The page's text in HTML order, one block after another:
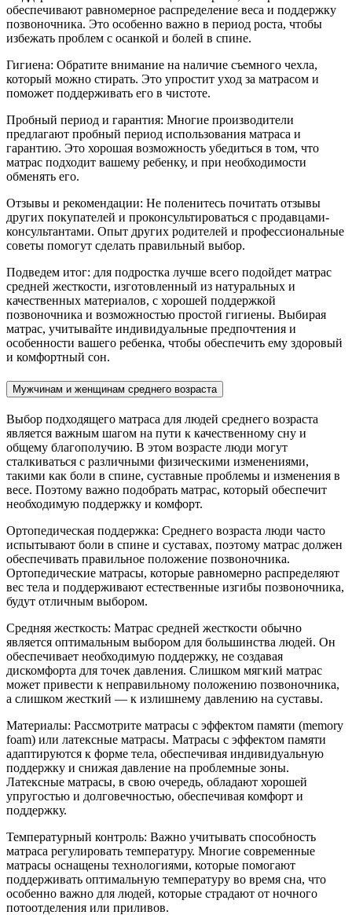
обеспечивают равномерное распределение веса и поддержку
позвоночника. Это особенно важно в период роста, чтобы
избежать проблем с осанкой и болей в спине.
Гигиена: Обратите внимание на наличие съемного чехла,
который можно стирать. Это упростит уход за матрасом и
поможет поддерживать его в чистоте.
Пробный период и гарантия: Многие производители
предлагают пробный период использования матраса и
гарантию. Это хорошая возможность убедиться в том, что
матрас подходит вашему ребенку, и при необходимости
обменять его.
Отзывы и рекомендации: Не поленитесь почитать отзывы
других покупателей и проконсультироваться с продавцами-
консультантами. Опыт других родителей и профессиональные
советы помогут сделать правильный выбор.
Подведем итог: для подростка лучше всего подойдет матрас
средней жесткости, изготовленный из натуральных и
качественных материалов, с хорошей поддержкой
позвоночника и возможностью простой гигиены. Выбирая
матрас, учитывайте индивидуальные предпочтения и
особенности вашего ребенка, чтобы обеспечить ему здоровый
и комфортный сон.
Мужчинам и женщинам среднего возраста
Выбор подходящего матраса для людей среднего возраста
является важным шагом на пути к качественному сну и
общему благополучию. В этом возрасте люди могут
сталкиваться с различными физическими изменениями,
такими как боли в спине, суставные проблемы и изменения в
весе. Поэтому важно подобрать матрас, который обеспечит
необходимую поддержку и комфорт.
Ортопедическая поддержка: Среднего возраста люди часто
испытывают боли в спине и суставах, поэтому матрас должен
обеспечивать правильное положение позвоночника.
Ортопедические матрасы, которые равномерно распределяют
вес тела и поддерживают естественные изгибы позвоночника,
будут отличным выбором.
Средняя жесткость: Матрас средней жесткости обычно
является оптимальным выбором для большинства людей. Он
обеспечивает необходимую поддержку, не создавая
дискомфорта для точек давления. Слишком мягкий матрас
может привести к неправильному положению позвоночника,
а слишком жесткий — к излишнему давлению на суставы.
Материалы: Рассмотрите матрасы с эффектом памяти (memory
foam) или латексные матрасы. Матрасы с эффектом памяти
адаптируются к форме тела, обеспечивая индивидуальную
поддержку и снижая давление на проблемные зоны.
Латексные матрасы, в свою очередь, обладают хорошей
упругостью и долговечностью, обеспечивая комфорт и
поддержку.
Температурный контроль: Важно учитывать способность
матраса регулировать температуру. Многие современные
матрасы оснащены технологиями, которые помогают
поддерживать оптимальную температуру во время сна, что
особенно важно для людей, которые страдают от ночного
потоотделения или приливов.